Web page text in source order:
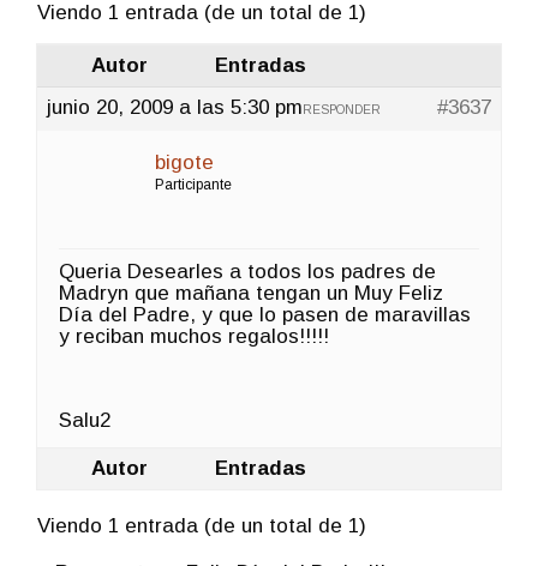
Viendo 1 entrada (de un total de 1)
Autor
Entradas
junio 20, 2009 a las 5:30 pm
#3637
RESPONDER
bigote
Participante
Queria Desearles a todos los padres de
Madryn que mañana tengan un Muy Feliz
Día del Padre, y que lo pasen de maravillas
y reciban muchos regalos!!!!!
Salu2
Autor Entradas
Viendo 1 entrada (de un total de 1)